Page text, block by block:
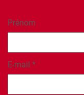
Prénom
E-mail *